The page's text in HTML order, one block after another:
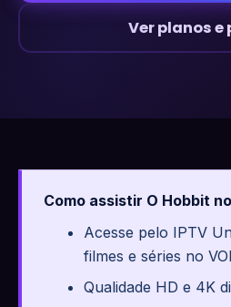
Ver planos e
Como assistir O Hobbit
Acesse pelo IPTV
filmes e séries no
Qualidade HD e 4K